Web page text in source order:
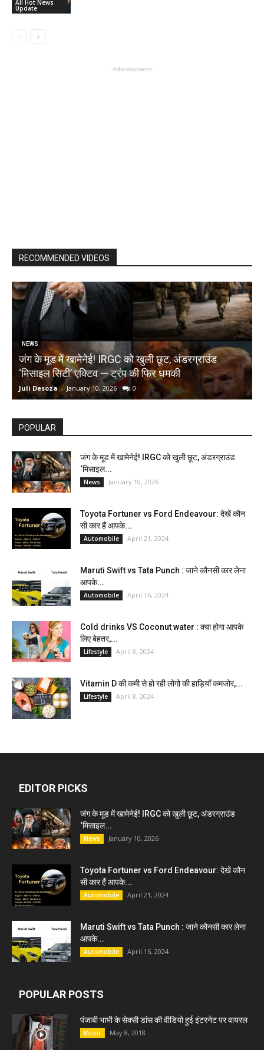
All Hot News
Update
- Advertisement -
RECOMMENDED VIDEOS
NEWS
जंग के मूड में खामेनेई! IRGC को खुली छूट, अंडरग्राउंड
‘मिसाइल सिटी’ एक्टिव — ट्रंप की फिर धमकी
Juli Desoza - January 10, 2026 0
POPULAR
जंग के मूड में खामेनेई! IRGC को खुली छूट, अंडरग्राउंड
‘मिसाइल...
News January 10, 2026
Toyota Fortuner vs Ford Endeavour: देखें कौन
सी कार हैं आपके...
Automobile April 21, 2024
Maruti Swift vs Tata Punch : जाने कौनसी कार लेना
आपके...
Automobile April 16, 2024
Cold drinks VS Coconut water : क्या होगा आपके
लिए बेहतर,...
Lifestyle April 8, 2024
Vitamin D की कमी से हो रही लोगो की हाड़ियाँ कमजोर,...
Lifestyle April 8, 2024
EDITOR PICKS
जंग के मूड में खामेनेई! IRGC को खुली छूट, अंडरग्राउंड
‘मिसाइल...
News January 10, 2026
Toyota Fortuner vs Ford Endeavour: देखें कौन
सी कार हैं आपके...
Automobile April 21, 2024
Maruti Swift vs Tata Punch : जाने कौनसी कार लेना
आपके...
Automobile April 16, 2024
POPULAR POSTS
पंजाबी भाभी के सेक्सी डांस की वीडियो हुई इंटरनेट पर वायरल
Music May 8, 2018